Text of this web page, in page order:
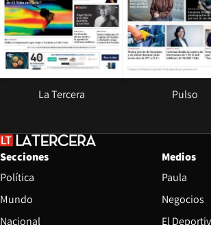
La Tercera Pulso
Secciones
Política
Mundo
Nacional
Medios
Paula
Negocios
El